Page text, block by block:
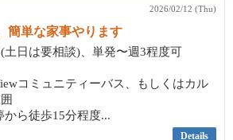
2026/02/12 (Thu)
簡単な家事やります
日は要相談)、単発〜週3程度可
コミュニティーバス、もしくはカル
徒歩15分程度...
Details